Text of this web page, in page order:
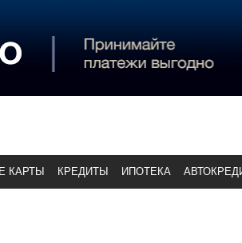
КАРТЫ КРЕДИТЫ ИПОТЕКА